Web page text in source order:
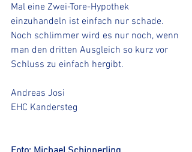
Mal eine Zwei-Tore-Hypothek
einzuhandeln ist einfach nur schade.
Noch schlimmer wird es nur noch, wenn
man den dritten Ausgleich so kurz vor
Schluss zu einfach hergibt.
Andreas Josi
EHC Kandersteg